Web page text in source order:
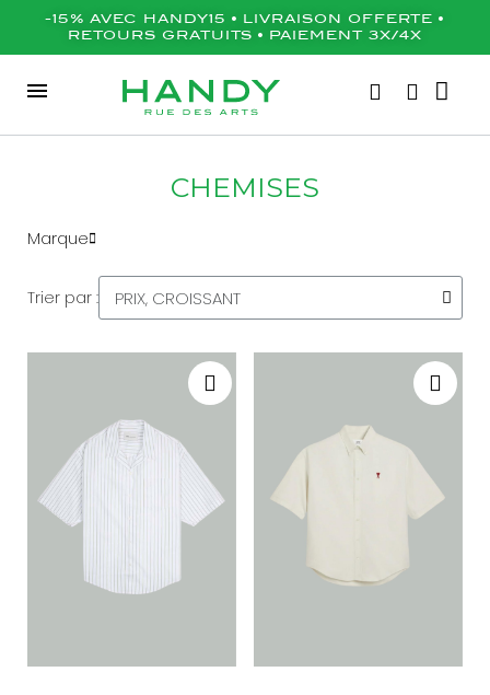
-15% AVEC HANDY15 • LIVRAISON OFFERTE •
RETOURS GRATUITS • PAIEMENT 3X/4X
CHEMISES
Marque
Trier par :